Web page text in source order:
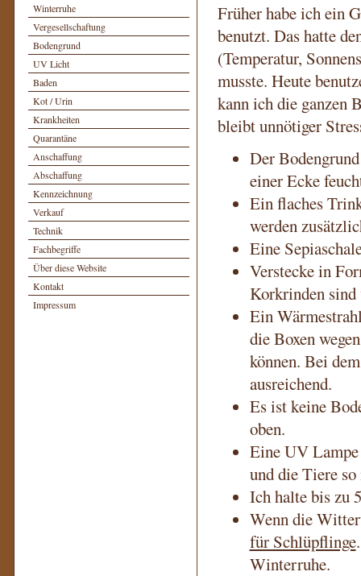
Winterruhe
Vergesellschaftung
Bodengrund
UV Licht
Baden
Kot / Urin
Krankheiten
Quarantäne
Anschaffung
Abschaffung
Kennzeichnung
Verkauf
Technik
Fachbegriffe
Über diese Website
Kontakt
Impressum
Früher habe ich ein
benutzt. Das hatte
(Temperatur,
musste. Heute
kann ich die ganzen
bleibt unnötiger
Der
einer Ecke
Ein flaches
werden
Eine
Verstecke in
Korkrinden sind
Ein
die Boxen
können. Bei
ausreichend.
Es ist keine
oben.
Eine UV Lampe
und die Tiere
Ich halte bis zu
Wenn die
für Schlüpflinge
Winterruhe.